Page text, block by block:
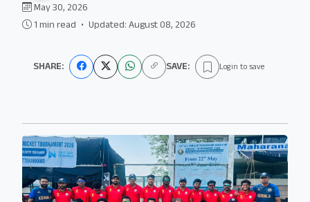
May 30, 2026
1 min read • Updated: August 08, 2026
SHARE: SAVE: Login to save